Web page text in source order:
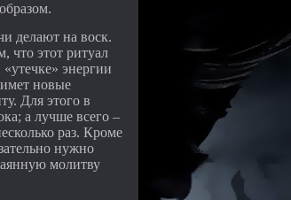
делают на воск.
что этот ритуал
энергии
новые
Для этого в
а лучше всего –
раз. Кроме
нужно
молитву